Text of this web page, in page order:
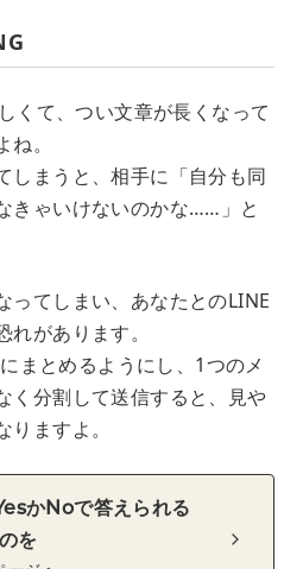
くて、つい文章が長くなって
。
しまうと、相手に「自分も同
きゃいけないのかな……」と
ってしまい、あなたとのLINE
があります。
まとめるようにし、1つのメ
く分割して送信すると、見や
ますよ。
かNoで答えられる
を